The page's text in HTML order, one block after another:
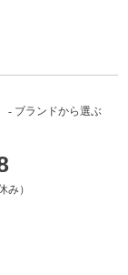
ブランドから選ぶ
み）